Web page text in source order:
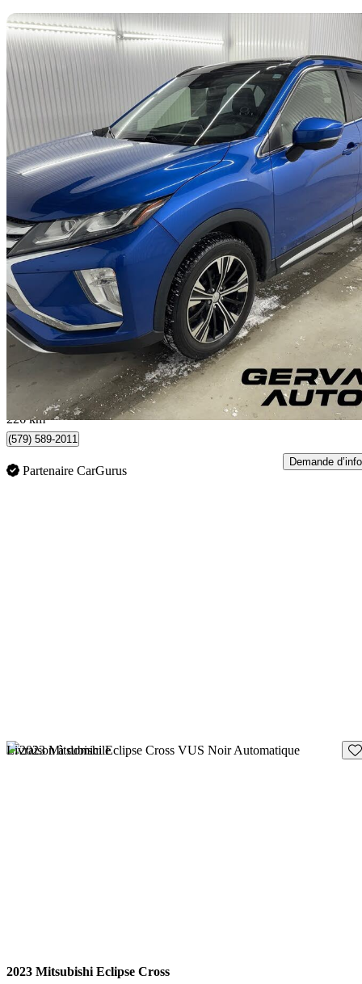
2018 Mitsubishi Eclipse Cross
GT Diamond Edition AWD 54 579 km
19 495 $ Affaire
342 $/mois env.
Shawinigan, QC
226 km
(579) 589-2011
Partenaire CarGurus
Demande d’info
Livraison à domicile
2023 Mitsubishi Eclipse Cross